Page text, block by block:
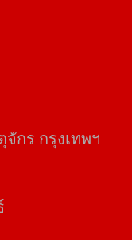
กร​ กรุงเทพฯ